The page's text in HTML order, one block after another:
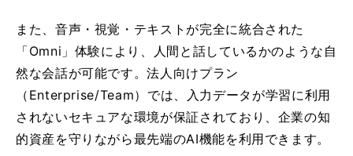
また、音声・視覚・テキストが完全に統合された
「Omni」体験により、人間と話しているかのような自
然な会話が可能です。法人向けプラン
（Enterprise/Team）では、入力データが学習に利用
されないセキュアな環境が保証されており、企業の知
的資産を守りながら最先端のAI機能を利用できます。